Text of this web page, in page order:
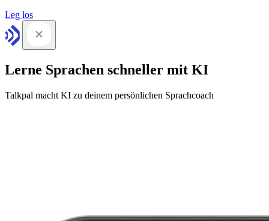
Leg los
Lerne Sprachen schneller mit KI
Talkpal macht KI zu deinem persönlichen Sprachcoach